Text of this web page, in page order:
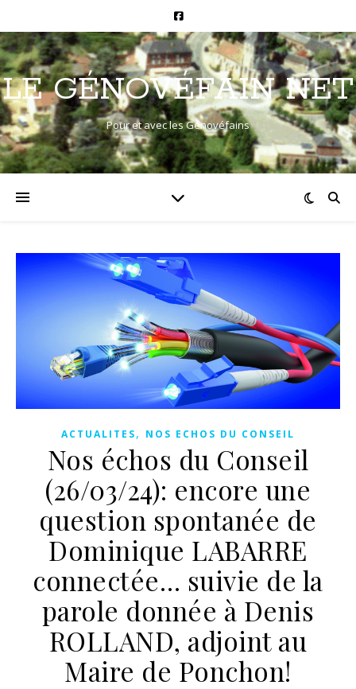
LE GÉNOVÉFAIN NET
Pour et avec les Génovéfains
ACTUALITES, NOS ECHOS DU CONSEIL
Nos échos du Conseil
(26/03/24): encore une
question spontanée de
Dominique LABARRE
connectée… suivie de la
parole donnée à Denis
ROLLAND, adjoint au
Maire de Ponchon!